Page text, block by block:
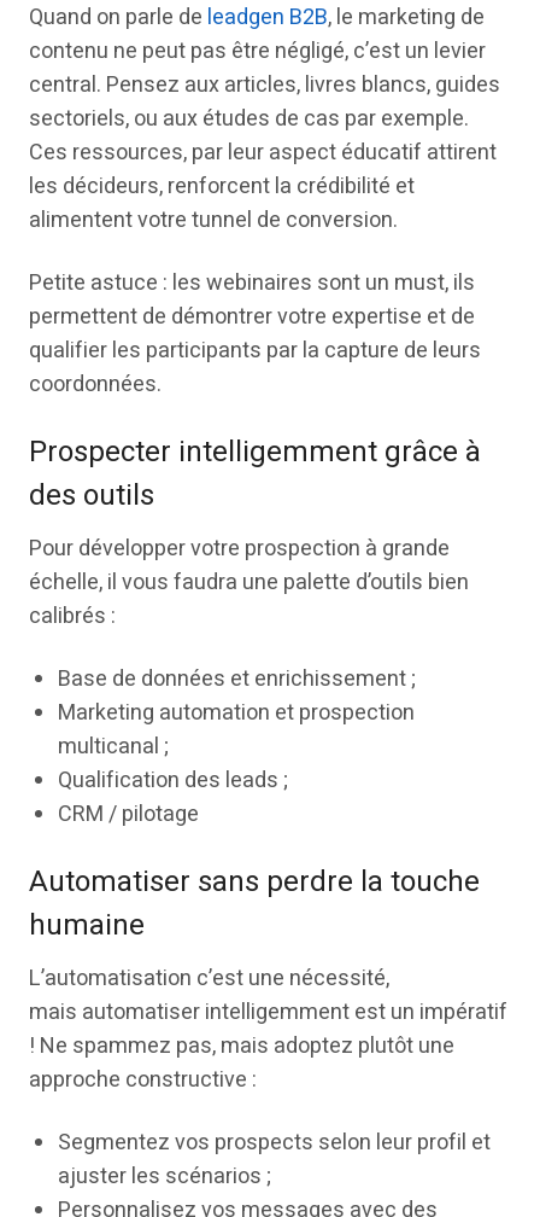
Quand on parle de leadgen B2B, le marketing de
contenu ne peut pas être négligé, c’est un levier
central. Pensez aux articles, livres blancs, guides
sectoriels, ou aux études de cas par exemple.
Ces ressources, par leur aspect éducatif attirent
les décideurs, renforcent la crédibilité et
alimentent votre tunnel de conversion.
Petite astuce : les webinaires sont un must, ils
permettent de démontrer votre expertise et de
qualifier les participants par la capture de leurs
coordonnées.
Prospecter intelligemment grâce à
des outils
Pour développer votre prospection à grande
échelle, il vous faudra une palette d’outils bien
calibrés :
Base de données et enrichissement ;
Marketing automation et prospection
multicanal ;
Qualification des leads ;
CRM / pilotage
Automatiser sans perdre la touche
humaine
L’automatisation c’est une nécessité,
mais automatiser intelligemment est un impératif
! Ne spammez pas, mais adoptez plutôt une
approche constructive :
Segmentez vos prospects selon leur profil et
ajuster les scénarios ;
Personnalisez vos messages avec des